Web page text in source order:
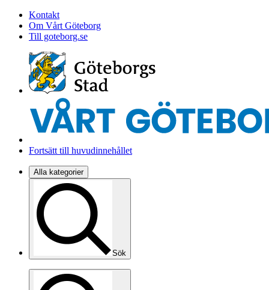
Kontakt
Om Vårt Göteborg
Till goteborg.se
Fortsätt till huvudinnehållet
Alla kategorier
Sök